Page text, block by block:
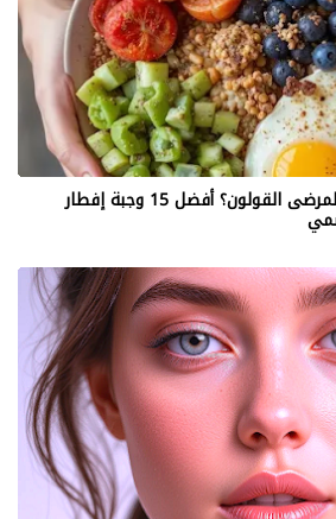
ما هو الفطور المناسب لمرضى القولون؟ أفضل 15 وجبة إفطار